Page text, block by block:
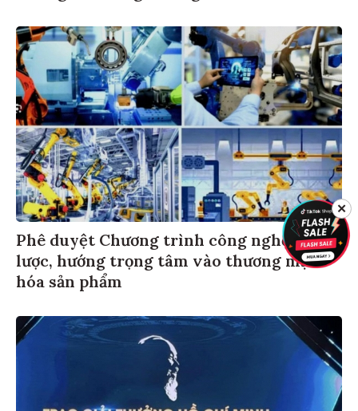
Phê duyệt Chương trình công nghệ chiến
lược, hướng trọng tâm vào thương mại
hóa sản phẩm
✕